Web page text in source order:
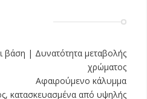
βάση | Δυνατότητα μεταβολής
χρώματος
Αφαιρούμενο κάλυμμα
κατασκευασμένα από υψηλής